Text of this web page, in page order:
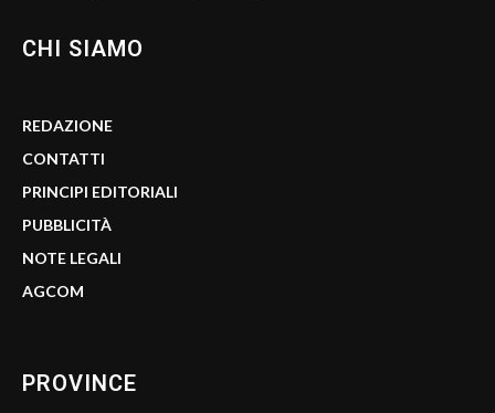
CHI SIAMO
REDAZIONE
CONTATTI
PRINCIPI EDITORIALI
PUBBLICITÀ
NOTE LEGALI
AGCOM
PROVINCE